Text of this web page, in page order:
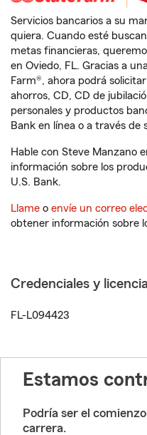
Servicios bancarios a su
quiera. Cuando esté
metas financieras,
en Oviedo, FL. Gracias a
Farm®, ahora podrá
ahorros, CD, CD de
personales y productos
Bank en línea o a través de
Hable con Steve Manzano
información sobre los
U.S. Bank.
Llame o envíe un correo
obtener información sobre
Credenciales y
FL-L094423
Estamos
Podría ser el
carrera.